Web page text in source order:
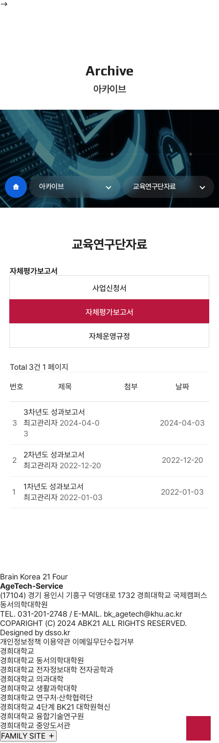
Archive
아카이브
아카이브 교육연구단자료
교육연구단자료
자체평가보고서
사업신청서
자체평가보고서
자체운영규정
Total 3건 1 페이지
번호 제목 첨부 날짜
3
3차년도 성과보고서
최고관리자 2024-04-0
3
2024-04-03
2
2차년도 성과보고서
최고관리자 2022-12-20
2022-12-20
1
1차년도 성과보고서
최고관리자 2022-01-03
2022-01-03
Brain Korea 21 Four
AgeTech-Service
(17104) 경기 용인시 기흥구 덕영대로 1732 경희대학교 국제캠퍼스
동서의학대학원
TEL. 031-201-2748 / E-MAIL. bk_agetech@khu.ac.kr
COPARIGHT (C) 2024 ABK21 ALL RIGHTS RESERVED.
Designed by dsso.kr
개인정보정책 이용약관 이메일무단수집거부
경희대학교
경희대학교 동서의학대학원
경희대학교 전자정보대학 전자공학과
경희대학교 의과대학
경희대학교 생활과학대학
경희대학교 연구처·산학협력단
경희대학교 4단계 BK21 대학원혁신
경희대학교 융합기술연구원
경희대학교 중앙도서관
FAMILY SITE